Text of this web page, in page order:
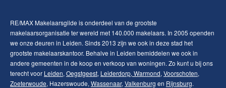
RE/MAX Makelaarsgilde is onderdeel van de grootste
makelaarsorganisatie ter wereld met 140.000 makelaars. In 2005 openden
we onze deuren in Leiden. Sinds 2013 zijn we ook in deze stad het
grootste makelaarskantoor. Behalve in Leiden bemiddelen we ook in
andere gemeenten in de koop en verkoop van woningen. Zo kunt u bij ons
terecht voor Leiden, Oegstgeest, Leiderdorp, Warmond, Voorschoten,
Zoeterwoude, Hazerswoude, Wassenaar, Valkenburg en Rijnsburg.